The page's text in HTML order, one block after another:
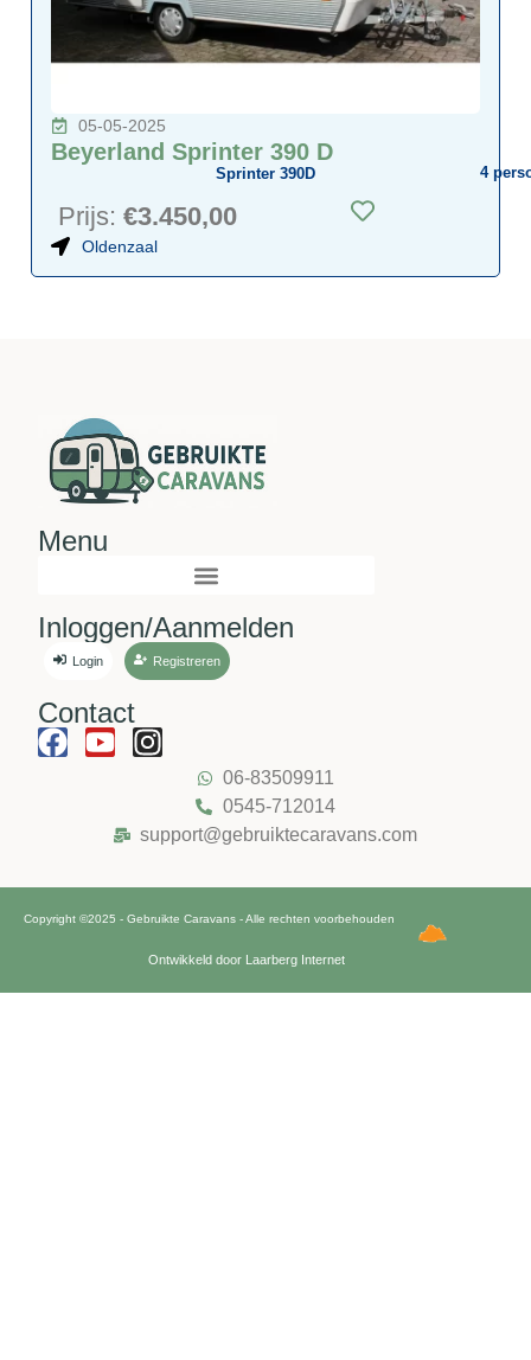
05-05-2025
Beyerland Sprinter 390 D
Sprinter 390D 4
Prijs: €3.450,00
Oldenzaal
Menu
Inloggen/Aanmelden
Login Registreren
Contact
06-83509911
0545-712014
support@gebruiktecaravans.com
Copyright ©2025 - Gebruikte Caravans - Alle rechten voorbehouden
Ontwikkeld door Laarberg Internet